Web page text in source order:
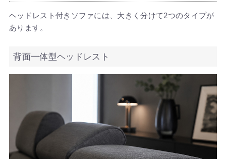
ヘッドレスト付きソファには、大きく分けて2つのタイプが
あります。
背面一体型ヘッドレスト